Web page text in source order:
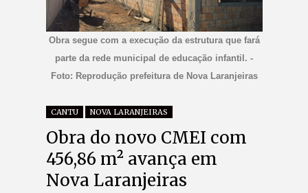
Obra segue com a execução da estrutura que fará
parte da rede municipal de educação infantil. -
Foto: Reprodução prefeitura de Nova Laranjeiras
CANTU NOVA LARANJEIRAS
Obra do novo CMEI com
456,86 m² avança em
Nova Laranjeiras